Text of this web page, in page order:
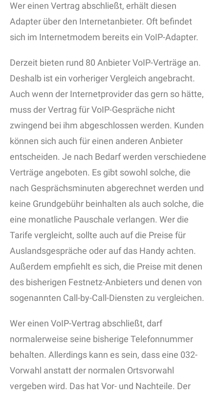
Wer einen Vertrag abschließt, erhält diesen
Adapter über den Internetanbieter. Oft befindet
sich im Internetmodem bereits ein VoIP-Adapter.
Derzeit bieten rund 80 Anbieter VoIP-Verträge an.
Deshalb ist ein vorheriger Vergleich angebracht.
Auch wenn der Internetprovider das gern so hätte,
muss der Vertrag für VoIP-Gespräche nicht
zwingend bei ihm abgeschlossen werden. Kunden
können sich auch für einen anderen Anbieter
entscheiden. Je nach Bedarf werden verschiedene
Verträge angeboten. Es gibt sowohl solche, die
nach Gesprächsminuten abgerechnet werden und
keine Grundgebühr beinhalten als auch solche, die
eine monatliche Pauschale verlangen. Wer die
Tarife vergleicht, sollte auch auf die Preise für
Auslandsgespräche oder auf das Handy achten.
Außerdem empfiehlt es sich, die Preise mit denen
des bisherigen Festnetz-Anbieters und denen von
sogenannten Call-by-Call-Diensten zu vergleichen.
Wer einen VoIP-Vertrag abschließt, darf
normalerweise seine bisherige Telefonnummer
behalten. Allerdings kann es sein, dass eine 032-
Vorwahl anstatt der normalen Ortsvorwahl
vergeben wird. Das hat Vor- und Nachteile. Der